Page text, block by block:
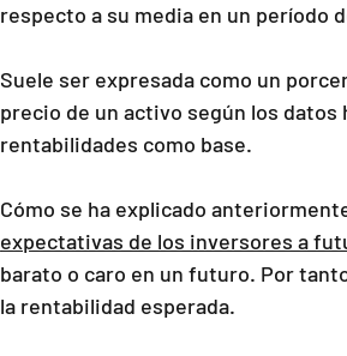
respecto a su media en un período
Suele ser expresada como un
precio de un activo según los
rentabilidades como base.
Cómo se ha explicado
expectativas de los inversores a
barato o caro en un futuro. Por
la rentabilidad esperada.